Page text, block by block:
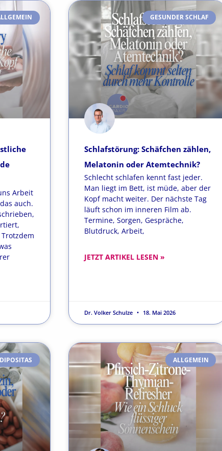
Arbeit
auch.
GESUNDER SCHLAF
Schlafstörung: Schäfchen zählen,
Melatonin oder Atemtechnik?
Schlecht schlafen kennt fast jeder.
Man liegt im Bett, ist müde, aber der
Kopf macht weiter. Der nächste Tag
läuft schon im inneren Film ab.
Termine, Sorgen, Gespräche,
Blutdruck, Arbeit,
JETZT ARTIKEL LESEN »
Dr. Volker Schulze 18. Mai 2026
ALLGEMEIN